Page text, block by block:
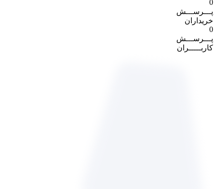
0
پـــرســـش
خریداران
0
پـــرســـش
کاربـــــران